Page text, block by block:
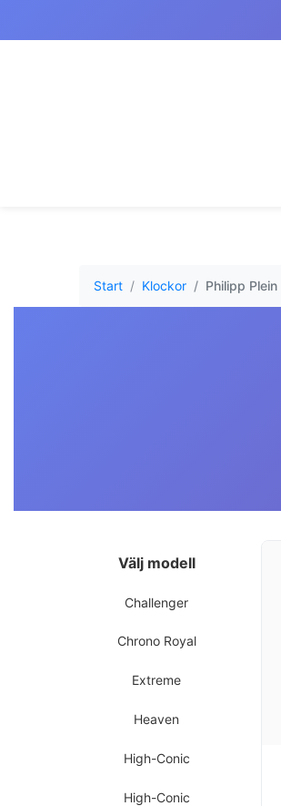
Start Klockor Philipp Plein
Välj modell
Challenger
Chrono Royal
Extreme
Heaven
High-Conic
High-Conic